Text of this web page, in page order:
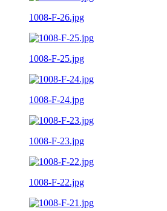
1008-F-26.jpg
1008-F-25.jpg
1008-F-24.jpg
1008-F-23.jpg
1008-F-22.jpg